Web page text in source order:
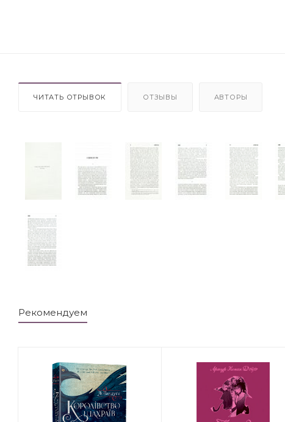
ЧИТАТЬ ОТРЫВОК ОТЗЫВЫ АВТОРЫ
Рекомендуем